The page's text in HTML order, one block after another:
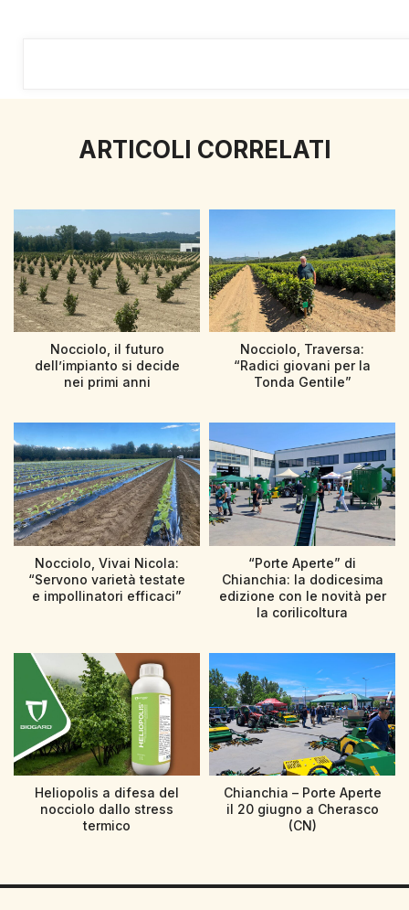
ARTICOLI CORRELATI
Nocciolo, il futuro
dell’impianto si decide
nei primi anni
Nocciolo, Traversa:
“Radici giovani per la
Tonda Gentile”
Nocciolo, Vivai Nicola:
“Servono varietà testate
e impollinatori efficaci”
“Porte Aperte” di
Chianchia: la dodicesima
edizione con le novità per
la corilicoltura
Heliopolis a difesa del
nocciolo dallo stress
termico
Chianchia – Porte Aperte
il 20 giugno a Cherasco
(CN)